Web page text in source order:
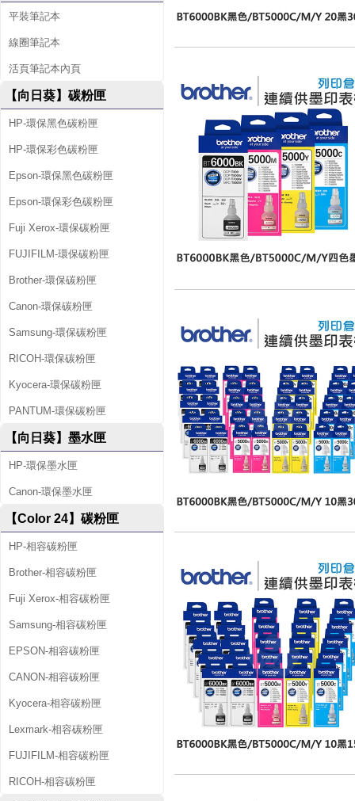
平裝筆記本
線圈筆記本
活頁筆記本內頁
【向日葵】碳粉匣
HP-環保黑色碳粉匣
HP-環保彩色碳粉匣
Epson-環保黑色碳粉匣
Epson-環保彩色碳粉匣
Fuji Xerox-環保碳粉匣
FUJIFILM-環保碳粉匣
Brother-環保碳粉匣
Canon-環保碳粉匣
Samsung-環保碳粉匣
RICOH-環保碳粉匣
Kyocera-環保碳粉匣
PANTUM-環保碳粉匣
【向日葵】墨水匣
HP-環保墨水匣
Canon-環保墨水匣
【Color 24】碳粉匣
HP-相容碳粉匣
Brother-相容碳粉匣
Fuji Xerox-相容碳粉匣
Samsung-相容碳粉匣
EPSON-相容碳粉匣
CANON-相容碳粉匣
Kyocera-相容碳粉匣
Lexmark-相容碳粉匣
FUJIFILM-相容碳粉匣
RICOH-相容碳粉匣